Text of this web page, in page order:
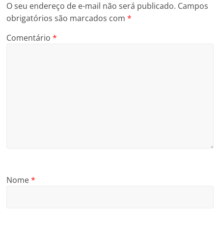
O seu endereço de e-mail não será publicado. Campos
obrigatórios são marcados com*
Comentário*
Nome*